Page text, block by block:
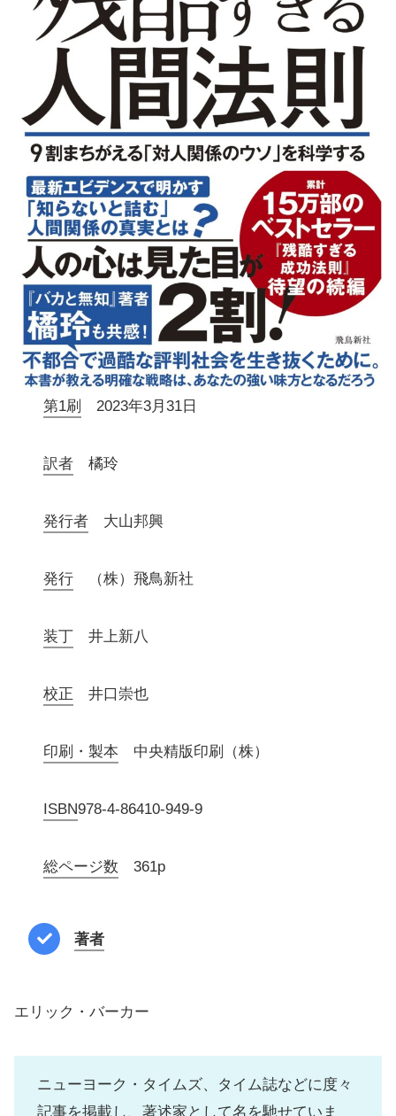
第1刷 2023年3月31日
訳者 橘玲
発行者 大山邦興
発行 （株）飛鳥新社
装丁 井上新八
校正 井口崇也
印刷・製本 中央精版印刷（株）
ISBN978-4-86410-949-9
総ページ数 361p
著者
エリック・バーカー
ニューヨーク・タイムズ、タイム誌などに度々
記事を掲載し、著述家として名を馳せていま